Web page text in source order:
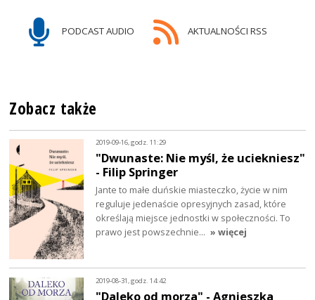
PODCAST AUDIO AKTUALNOŚCI RSS
Zobacz także
2019-09-16, godz. 11:29
"Dwunaste: Nie myśl, że uciekniesz"
- Filip Springer
Jante to małe duńskie miasteczko, życie w nim
reguluje jedenaście opresyjnych zasad, które
określają miejsce jednostki w społeczności. To
prawo jest powszechnie… » więcej
2019-08-31, godz. 14:42
"Daleko od morza" - Agnieszka